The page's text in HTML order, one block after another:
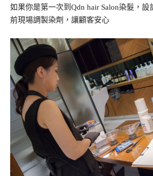
如果你是第一次到Qdn hair Salon染髮，設
前現場調製染劑，讓顧客安心